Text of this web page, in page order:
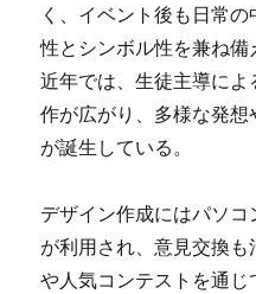
く、イベント後も日常
性とシンボル性を兼ね備
近年では、生徒主導に
作が広がり、多様な発
が誕生している。
デザイン作成にはパソ
が利用され、意見交換
や人気コンテストを通